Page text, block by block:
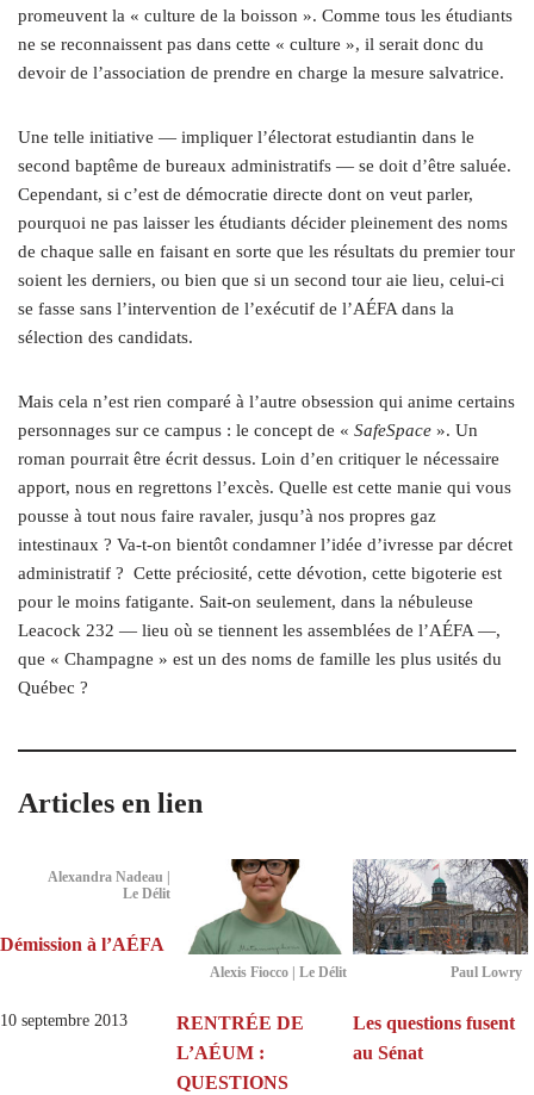
promeuvent la « culture de la boisson ». Comme tous les étudiants
ne se reconnaissent pas dans cette « culture », il serait donc du
devoir de l’association de prendre en charge la mesure salvatrice.
Une telle initiative — impliquer l’électorat estudiantin dans le
second baptême de bureaux administratifs — se doit d’être saluée.
Cependant, si c’est de démocratie directe dont on veut parler,
pourquoi ne pas laisser les étudiants décider pleinement des noms
de chaque salle en faisant en sorte que les résultats du premier tour
soient les derniers, ou bien que si un second tour aie lieu, celui-ci
se fasse sans l’intervention de l’exécutif de l’AÉFA dans la
sélection des candidats.
Mais cela n’est rien comparé à l’autre obsession qui anime certains
personnages sur ce campus : le concept de « SafeSpace ». Un
roman pourrait être écrit dessus. Loin d’en critiquer le nécessaire
apport, nous en regrettons l’excès. Quelle est cette manie qui vous
pousse à tout nous faire ravaler, jusqu’à nos propres gaz
intestinaux ? Va-t-on bientôt condamner l’idée d’ivresse par décret
administratif ? Cette préciosité, cette dévotion, cette bigoterie est
pour le moins fatigante. Sait-on seulement, dans la nébuleuse
Leacock 232 — lieu où se tiennent les assemblées de l’AÉFA —,
que « Champagne » est un des noms de famille les plus usités du
Québec ?
Articles en lien
Alexandra Nadeau |
Le Délit
Démission à l’AÉFA
10 septembre 2013
Alexis Fiocco | Le Délit
RENTRÉE DE
L’AÉUM :
QUESTIONS
Paul Lowry
Les questions fusent
au Sénat